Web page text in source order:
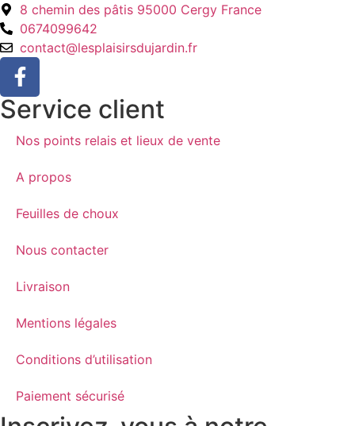
8 chemin des pâtis 95000 Cergy France
0674099642
contact@lesplaisirsdujardin.fr
Service client
Nos points relais et lieux de vente
A propos
Feuilles de choux
Nous contacter
Livraison
Mentions légales
Conditions d’utilisation
Paiement sécurisé